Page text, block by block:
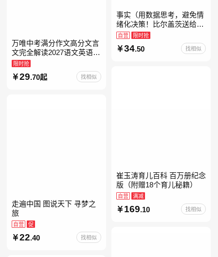
事实（用数据思考，避免情
绪化决策！比尔盖茨送给全
美大学生的毕业礼物！比尔
盖茨逢人就推荐的热门大
书！）读客经管文库
自营 限时抢
34.50 找相似
万唯中考满分作文高分文言
文完全解读2027语文英语初
中作文万维中考现代文古诗
文阅读名著阅读考点精练古
诗文60篇文言文实词
限时抢
29.70起 找相似
崔玉涛育儿百科 百万册纪念
版（附赠18个育儿秘籍）
自营 满减
169.10 找相似
走遍中国 图说天下 寻梦之
旅
自营 促
22.40 找相似